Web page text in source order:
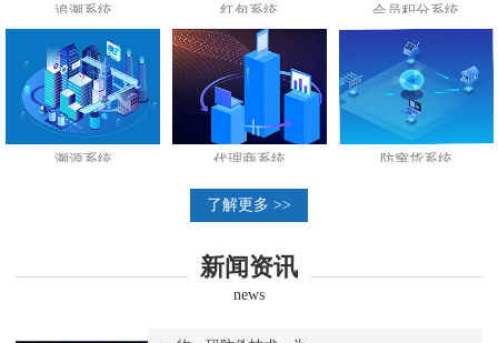
追溯系统 红包系统 会员积分系统
溯源系统 代理商系统 防窜货系统
了解更多 >>
新闻资讯
news